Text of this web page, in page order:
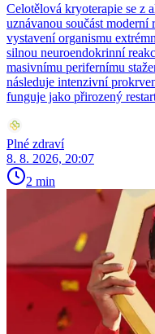
Celotělová kryoterapie se z
uznávanou součást
vystavení organismu
silnou neuroendokrinní
masivnímu perifernímu
následuje intenzivní
funguje jako přirozený
Plné zdraví
8. 8. 2026, 20:07
2 min